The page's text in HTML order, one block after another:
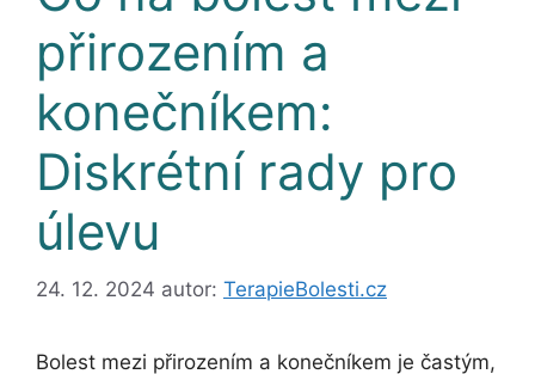
přirozením a
konečníkem:
Diskrétní rady pro
úlevu
24. 12. 2024 autor: TerapieBolesti.cz
Bolest mezi přirozením a konečníkem je častým,